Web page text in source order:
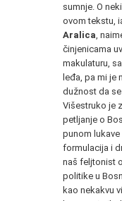
sumnje. O
ovom tekstu,
Aralica ,
činjenicama
makulaturu,
leđa, pa mi je
dužnost da
Višestruko je
petljanje o
punom lukave
formulacija i
naš feljtonist
politike u
kao nekakvu